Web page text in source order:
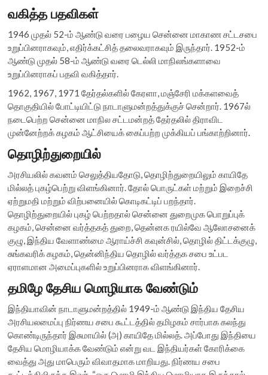
வகித்த பதவிகள்
1946 முதல் 52-ம் ஆண்டு வரை பழைய சென்னை மாகாண சட்டசபை
உறுப்பினராகவும், எதிர்க்கட்சித் தலைவராகவும் இருந்தார். 1952-ம்
ஆண்டு முதல் 58-ம் ஆண்டு வரை டெல்லி மாநிலங்களாவை
உறுப்பினராகப் பதவி வகித்தார்.
1962, 1967, 1971 தேர்தல்களில் கேரளா, மஞ்சேரி மக்களவைத்
தொகுதியில் போட்டியிட்டு நாடாளுமன்றத்துக்குச் சென்றார். 1967ல்
நடைபெற்ற சென்னை மாநில சட்டமன்றத் தேர்தலில் திராவிட
முன்னேற்றக் கழகம் ஆட்சியைக் கைப்பற்ற முக்கியப் பங்காற்றினார்.
தொழிற்துறையில்
அரசியலில் கவனம் செலுத்தியதோடு, தொழிற்துறையிலும் காயிதே
மில்லத் புகழ்பெற்று விளங்கினார். தோல் பொருட்கள் மற்றும் இறைச்சி
ஏற்றுமதி மற்றும் விற்பனையில் கொடிகட்டிப் பறந்தார்.
தொழிற்துறையில் புகழ் பெற்றதால் சென்னை துறைமுக பொறுப்புக்
கழகம், சென்னை வர்த்தகத் துறை, தென்னக ரயில்வே ஆலோசனைக்
குழு, இந்திய வேளாண்மை ஆராய்ச்சி கவுன்சில், தொழில் திட்டக்குழு,
சுங்கவரிக் கழகம், தென்னிந்திய தொழில் வர்த்தக சபை உட்பட
ஏராளமான அமைப்புகளில் உறுப்பினராக விளங்கினார்.
தமிழே தேசிய மொழியாக வேண்டும்
இந்தியாவின் நாடாளுமன்றத்தில் 1949-ம் ஆண்டு இந்திய தேசிய
அரசியலமைப்பு நிர்ணய சபை கூட்டத்தில் தமிழகம் சார்பாக கலந்து
கொண்டிருந்தார் இசுமாயில் (அ) காயிதே மில்லத். அப்போது இந்தியை
தேசிய மொழியாக்க வேண்டும் என்று வட இந்தியர்கள் கோரிக்கை
வைத்து அது மாபெரும் விவாதமாக மாறியது. நிர்ணய சபை